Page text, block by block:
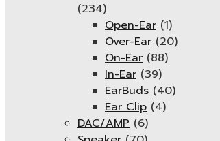
(234)
Open-Ear (1)
Over-Ear (20)
On-Ear (88)
In-Ear (39)
EarBuds (40)
Ear Clip (4)
DAC/AMP (6)